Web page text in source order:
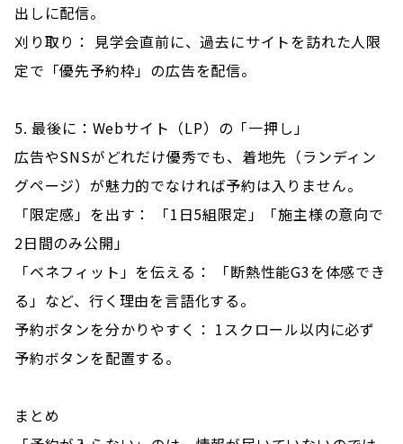
出しに配信。
刈り取り： 見学会直前に、過去にサイトを訪れた人限
定で「優先予約枠」の広告を配信。
5. 最後に：Webサイト（LP）の「一押し」
広告やSNSがどれだけ優秀でも、着地先（ランディン
グページ）が魅力的でなければ予約は入りません。
「限定感」を出す： 「1日5組限定」「施主様の意向で
2日間のみ公開」
「ベネフィット」を伝える： 「断熱性能G3を体感でき
る」など、行く理由を言語化する。
予約ボタンを分かりやすく： 1スクロール以内に必ず
予約ボタンを配置する。
まとめ